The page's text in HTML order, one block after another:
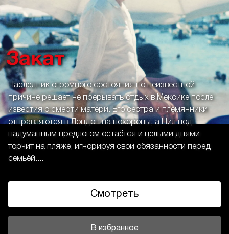
Закат
Наследник огромного состояния по неизвестной
причине решает не прерывать отдых в Мексике после
известия о смерти матери. Его сестра и племянники
отправляются в Лондон на похороны, а Нил под
надуманным предлогом остаётся и целыми днями
торчит на пляже, игнорируя свои обязанности перед
семьёй....
Смотреть
В избранное